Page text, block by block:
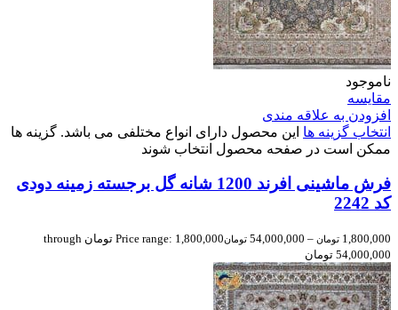
ناموجود
مقایسه
افزودن به علاقه مندی
انتخاب گزینه ها این محصول دارای انواع مختلفی می باشد. گزینه ها
ممکن است در صفحه محصول انتخاب شوند
فرش ماشینی افرند 1200 شانه گل برجسته زمینه دودی
کد 2242
1,800,000 تومان –
54,000,000 تومان
Price range: 1,800,000 تومان through
54,000,000 تومان